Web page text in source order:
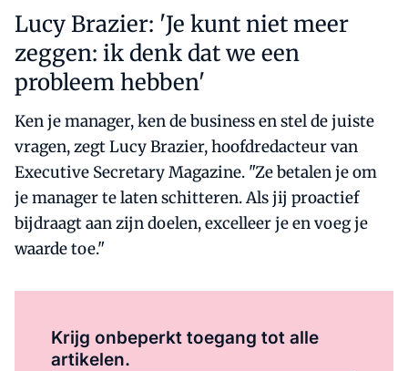
Lucy Brazier: 'Je kunt niet meer
zeggen: ik denk dat we een
probleem hebben'
Ken je manager, ken de business en stel de juiste
vragen, zegt Lucy Brazier, hoofdredacteur van
Executive Secretary Magazine. "Ze betalen je om
je manager te laten schitteren. Als jij proactief
bijdraagt aan zijn doelen, excelleer je en voeg je
waarde toe."
Krijg onbeperkt toegang tot alle
artikelen.